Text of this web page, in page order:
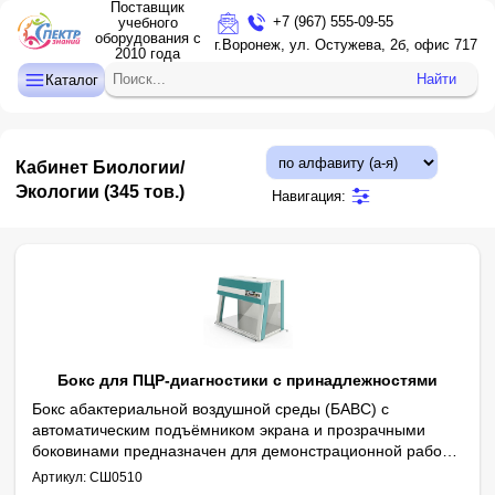
Поставщик
учебного
оборудования с
2010 года
+7 (967) 555-09-55
г.Воронеж, ул. Остужева, 2б, офис 717
Каталог
ДЕТСКИЙ САД
НАЧАЛЬНАЯ ШКОЛА
ДОПОЛНИТЕЛЬНОЕ ОБРАЗОВАНИЕ
КАБИНЕТ ЛОГОПЕДА/ПСИХОЛОГА
Найти
Кабинет Биологии/
Экологии (345 тов.) Навигация:
Бокс для ПЦР-диагностики с принадлежностями
Бокс абактериальной воздушной среды (БАВС) с
автоматическим подъёмником экрана и прозрачными
боковинами предназначен для демонстрационной работы
с ДНК/РНК-пробами. Защищает рабочее место и ДНК-
Оснащён одной открытой ультрафиолетовой лампой и
Рабочая поверхность: нержавеющая сталь.
Размеры рабочей камеры (Д×Ш×В) *: 1200×650×600 мм.
Внешние габариты шкафа (Д×Ш×В) *: 1200×750×950 мм.
Артикул: СШ0510